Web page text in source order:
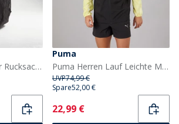
Puma Buzz Heather Rucksack Medium Grey Heather
Puma
Puma Herren Lauf Leichte Marmor Laufjacke Schwarz/Gelb
UVP74,99 €
Spare52,00 €
Current
22,99 €